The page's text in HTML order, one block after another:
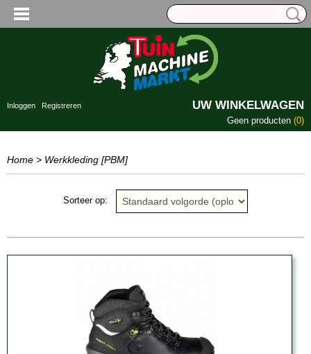
Inloggen Registreren UW WINKELWAGEN
Geen producten (0)
Home > Werkkleding [PBM]
Sorteer op: